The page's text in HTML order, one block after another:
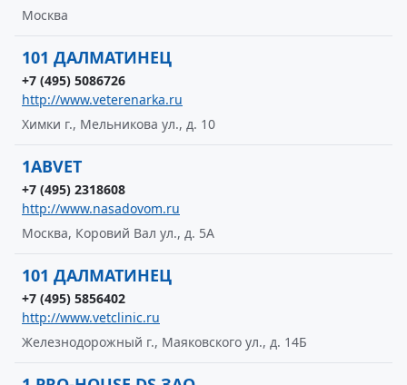
Москва
101 ДАЛМАТИНЕЦ
+7 (495) 5086726
http://www.veterenarka.ru
Химки г., Мельникова ул., д. 10
1ABVET
+7 (495) 2318608
http://www.nasadovom.ru
Москва, Коровий Вал ул., д. 5А
101 ДАЛМАТИНЕЦ
+7 (495) 5856402
http://www.vetclinic.ru
Железнодорожный г., Маяковского ул., д. 14Б